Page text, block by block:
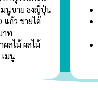
มนูขาย ธงญี่ปุ่น
แก้ว ขายได้
าท
ผลไม้ ผลไม้
มนู